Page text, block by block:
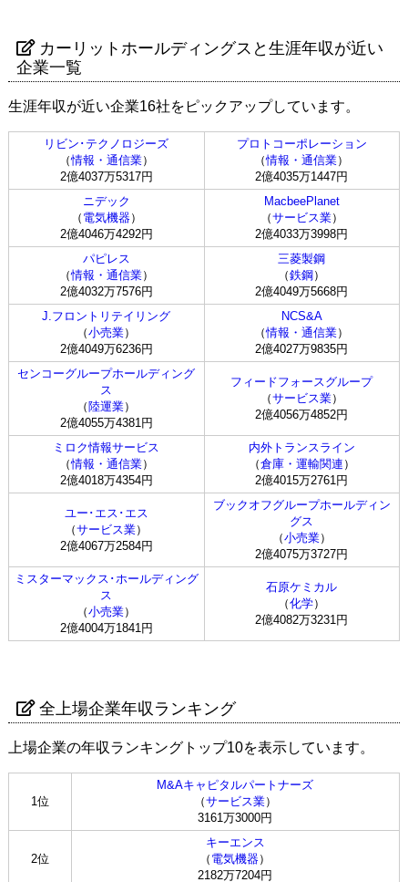
カーリットホールディングスと生涯年収が近い
企業一覧
生涯年収が近い企業16社をピックアップしています。
リビン･テクノロジーズ
（情報・通信業）
2億4037万5317円
プロトコーポレーション
（情報・通信業）
2億4035万1447円
ニデック
（ 電気機器）
2億4046万4292円
MacbeePlanet
（サービス業）
2億4033万3998円
パピレス
（情報・通信業）
2億4032万7576円
三菱製鋼
（鉄鋼）
2億4049万5668円
J.フロントリテイリング
（小売業）
2億4049万6236円
NCS&A
（情報・通信業）
2億4027万9835円
センコーグループホールディング
ス
（ 陸運業）
2億4055万4381円
フィードフォースグループ
（サービス業）
2億4056万4852円
ミロク情報サービス
（情報・通信業）
2億4018万4354円
内外トランスライン
（倉庫・運輸関連 ）
2億4015万2761円
ユー･エス･エス
（サービス業）
2億4067万2584円
ブックオフグループホールディン
グス
（小売業）
2億4075万3727円
ミスターマックス･ホールディング
ス
（小売業）
2億4004万1841円
石原ケミカル
（化学）
2億4082万3231円
全上場企業年収ランキング
上場企業の年収ランキングトップ10を表示しています。
1位
M&Aキャピタルパートナーズ
（サービス業）
3161万3000円
2位
キーエンス
（ 電気機器）
2182万7204円